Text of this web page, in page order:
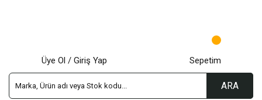
ARA
Üye Ol / Giriş Yap Sepetim